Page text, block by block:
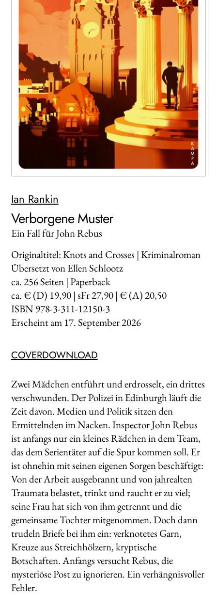
WEITERE VERLAGE
Search:
Ian Rankin
Verborgene Muster
Ein Fall für John Rebus
Originaltitel: Knots and Crosses | Kriminalroman
Übersetzt von Ellen Schlootz
ca.256Seiten | Paperback
ca. € (D) 19,90 | sFr 27,90 | € (A) 20,50
ISBN 978-3-311-12150-3
Erscheint am 17. September 2026
COVERDOWNLOAD
Zwei Mädchen entführt und erdrosselt, ein drittes
verschwunden. Der Polizei in Edinburgh läuft die
Zeit davon. Medien und Politik sitzen den
Ermittelnden im Nacken. Inspector John Rebus
ist anfangs nur ein kleines Rädchen in dem Team,
das dem Serientäter auf die Spur kommen soll. Er
ist ohnehin mit seinen eigenen Sorgen beschäftigt:
Von der Arbeit ausgebrannt und von jahrealten
Traumata belastet, trinkt und raucht er zu viel;
seine Frau hat sich von ihm getrennt und die
gemeinsame Tochter mitgenommen. Doch dann
trudeln Briefe bei ihm ein: verknotetes Garn,
Kreuze aus Streichhölzern, kryptische
Botschaften. Anfangs versucht Rebus, die
mysteriöse Post zu ignorieren. Ein verhängnisvoller
Fehler.